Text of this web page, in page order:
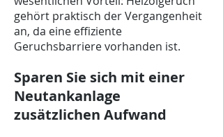
gehört praktisch der Vergangenheit
an, da eine effiziente
Geruchsbarriere vorhanden ist.
Sparen Sie sich mit einer
Neutankanlage
zusätzlichen Aufwand